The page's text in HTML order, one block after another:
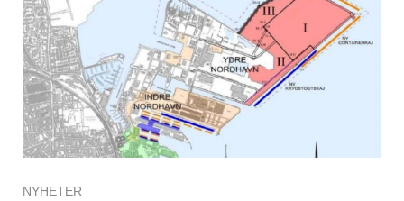
NYHETER